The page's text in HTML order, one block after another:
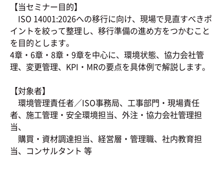
【当セミナー目的】
ISO 14001:2026への移行に向け、現場で見直すべきポ
イントを絞って整理し、移行準備の進め方をつかむこと
を目的とします。
4章・6章・8章・9章を中心に、環境状態、協力会社管
理、変更管理、KPI・MRの要点を具体例で解説します。
【対象者】
環境管理責任者／ISO事務局、工事部門・現場責任
者、施工管理・安全環境担当、外注・協力会社管理担
当、
購買・資材調達担当、経営層・管理職、社内教育担
当、コンサルタント 等